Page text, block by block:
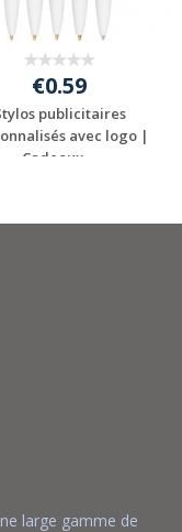
€0.59
publicitaires
avec logo |
Cadeaux ...
large gamme de